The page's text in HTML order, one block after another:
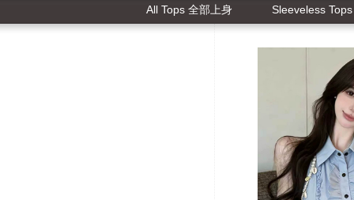
All Tops 全部上身 Sleeveless